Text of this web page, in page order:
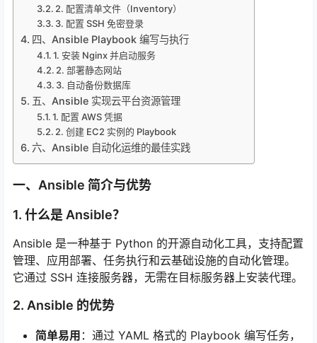
2. 配置清单文件（Inventory）
3. 配置 SSH 免密登录
四、Ansible Playbook 编写与执行
1. 安装 Nginx 并启动服务
2. 部署静态网站
3. 自动备份数据库
五、Ansible 实现云平台资源管理
1. 配置 AWS 凭据
2. 创建 EC2 实例的 Playbook
六、Ansible 自动化运维的最佳实践
一、Ansible 简介与优势
1. 什么是 Ansible？
Ansible 是一种基于 Python 的开源自动化工具，支持配置
管理、应用部署、任务执行和云基础设施的自动化管理。
它通过 SSH 连接服务器，无需在目标服务器上安装代理。
2. Ansible 的优势
简单易用 ：通过 YAML 格式的 Playbook 编写任务，